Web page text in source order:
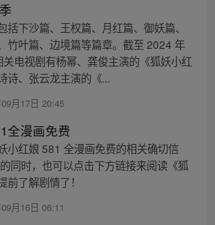
括下沙篇、王权篇、月红篇、御妖篇、
竹叶篇、边境篇等篇章。截至 2024 年
电视剧有杨幂、龚俊主演的《狐妖小红
诗、张云龙主演的《...
月17日 20:45
全漫画免费
小红娘 581 全漫画免费的相关确切信
同时，也可以点击下方链接来阅读《狐
前了解剧情了！
月16日 06:11